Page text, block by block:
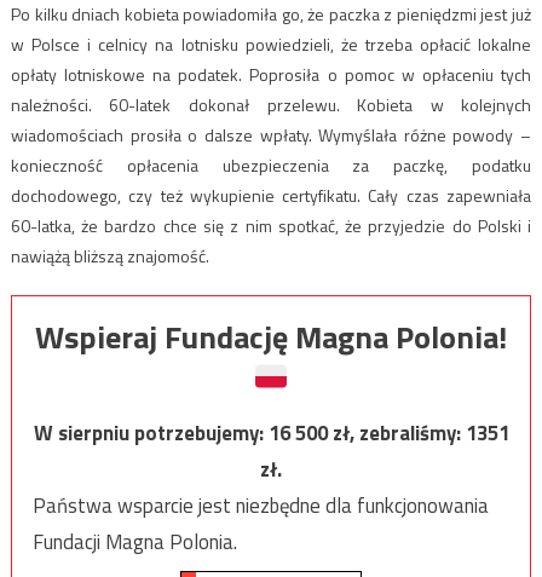
Po kilku dniach kobieta powiadomiła go, że paczka z pieniędzmi jest już
w Polsce i celnicy na lotnisku powiedzieli, że trzeba opłacić lokalne
opłaty lotniskowe na podatek. Poprosiła o pomoc w opłaceniu tych
należności. 60-latek dokonał przelewu. Kobieta w kolejnych
wiadomościach prosiła o dalsze wpłaty. Wymyślała różne powody –
konieczność opłacenia ubezpieczenia za paczkę, podatku
dochodowego, czy też wykupienie certyfikatu. Cały czas zapewniała
60-latka, że bardzo chce się z nim spotkać, że przyjedzie do Polski i
nawiążą bliższą znajomość.
Wspieraj Fundację Magna Polonia!
W sierpniu potrzebujemy:16 500zł, zebraliśmy:1351
zł.
Państwa wsparcie jest niezbędne dla funkcjonowania
Fundacji Magna Polonia.